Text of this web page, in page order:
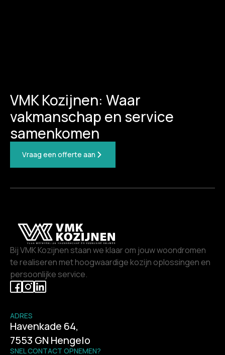
VMK Kozijnen: Waar
vakmanschap en service
samenkomen
Vraag een offerte aan
Bij VMK Kozijnen staan we klaar om jouw woondromen
te realiseren met hoogwaardige kozijn oplossingen en
persoonlijke service.
ADRES
Havenkade 64,
7553 GN Hengelo
SNEL CONTACT OPNEMEN?